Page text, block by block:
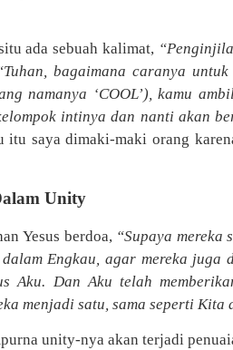
ada sebuah kalimat,
bagaimana caranya
namanya ‘COOL’), kamu
intinya dan nanti akan
saya dimaki-maki orang
Unity
Yesus berdoa, “Supaya mereka
Engkau, agar mereka juga
Aku. Dan Aku telah
menjadi satu, sama seperti Kita
unity-nya akan terjadi